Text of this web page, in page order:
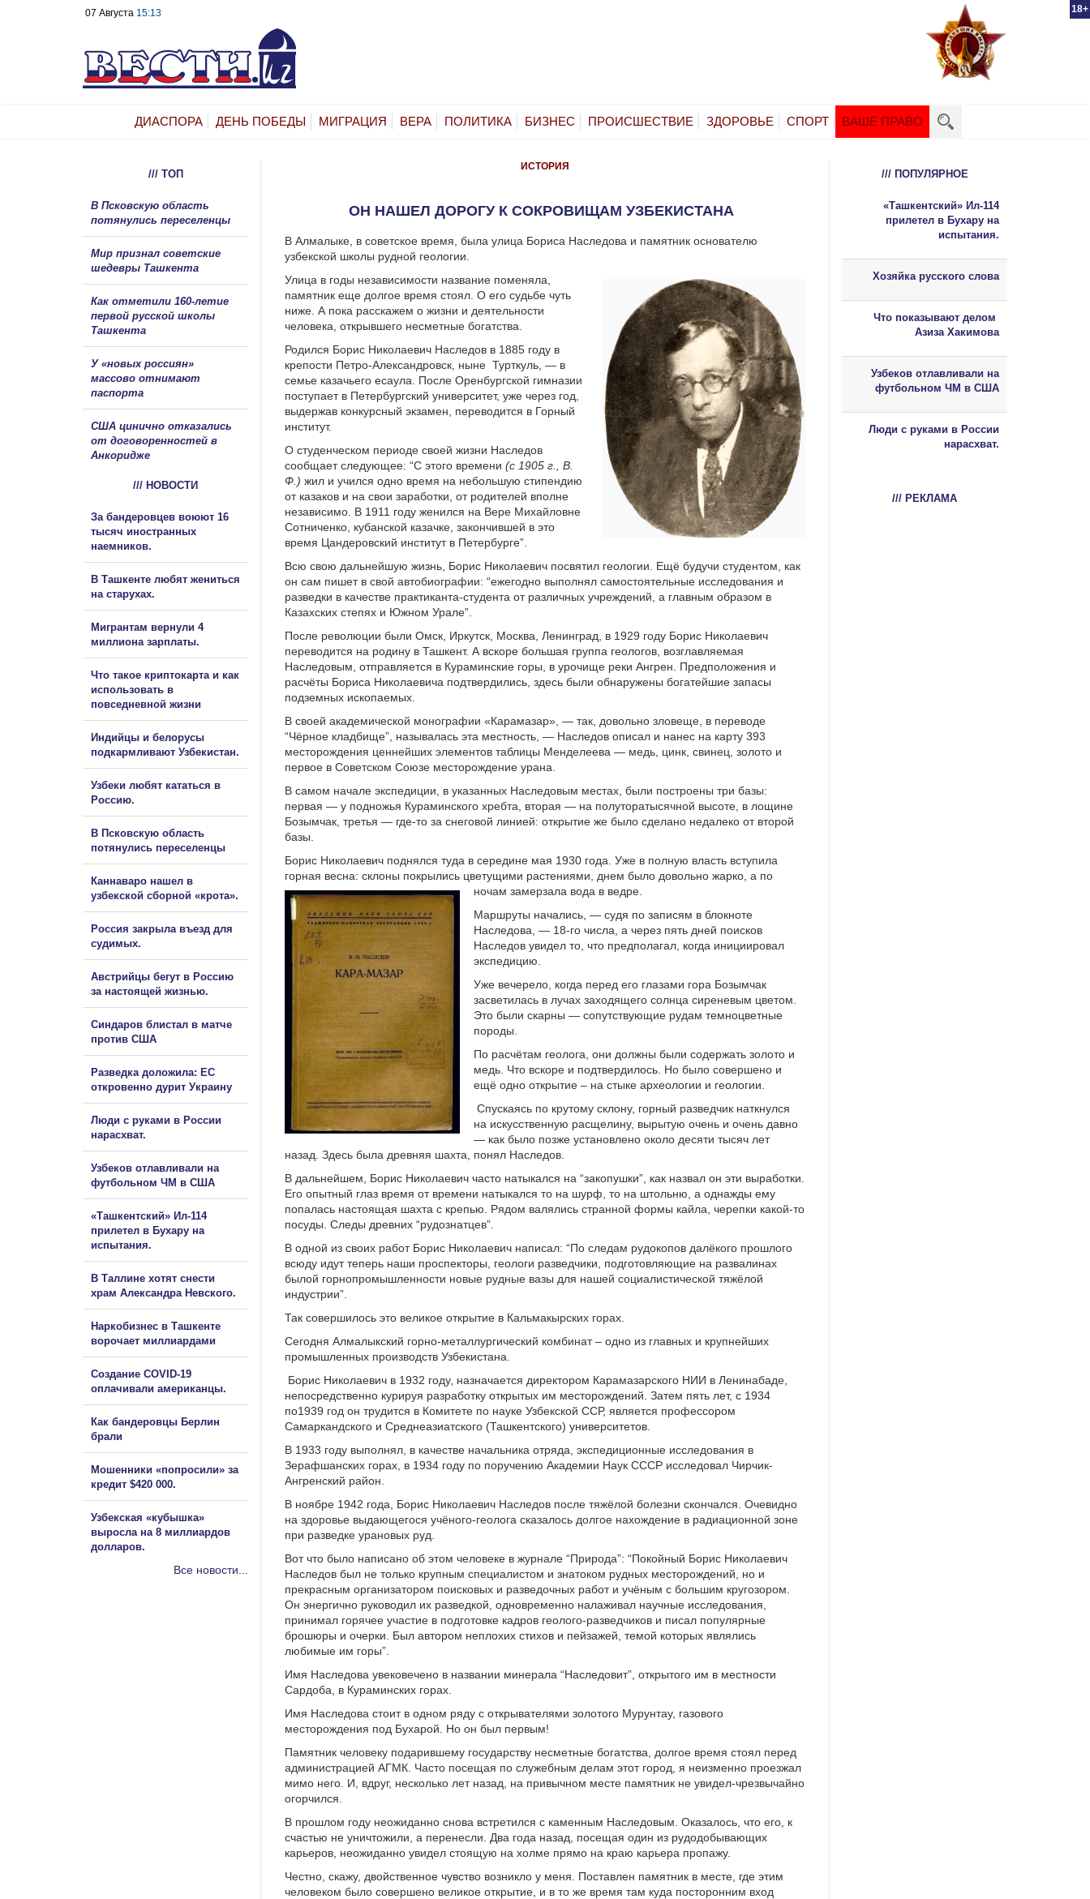
18+
07 Августа 15:13
ДИАСПОРА ДЕНЬ ПОБЕДЫ МИГРАЦИЯ ВЕРА ПОЛИТИКА БИЗНЕС ПРОИСШЕСТВИЕ ЗДОРОВЬЕ СПОРТ ВАШЕ ПРАВО
ИСТОРИЯ
ОН НАШЕЛ ДОРОГУ К СОКРОВИЩАМ УЗБЕКИСТАНА
В Алмалыке, в советское время, была улица Бориса Наследова и памятник основателю
узбекской школы рудной геологии.
Улица в годы независимости название поменяла,
памятник еще долгое время стоял. О его судьбе чуть
ниже. А пока расскажем о жизни и деятельности
человека, открывшего несметные богатства.
Родился Борис Николаевич Наследов в 1885 году в
крепости Петро-Александровск, ныне Турткуль, — в
семье казачьего есаула. После Оренбургской гимназии
поступает в Петербургский университет, уже через год,
выдержав конкурсный экзамен, переводится в Горный
институт.
О студенческом периоде своей жизни Наследов
сообщает следующее: “С этого времени (с 1905 г., В.
Ф.) жил и учился одно время на небольшую стипендию
от казаков и на свои заработки, от родителей вполне
независимо. В 1911 году женился на Вере Михайловне
Сотниченко, кубанской казачке, закончившей в это
время Цандеровский институт в Петербурге”.
Всю свою дальнейшую жизнь, Борис Николаевич посвятил геологии. Ещё будучи студентом, как
он сам пишет в свой автобиографии: “ежегодно выполнял самостоятельные исследования и
разведки в качестве практиканта-студента от различных учреждений, а главным образом в
Казахских степях и Южном Урале”.
После революции были Омск, Иркутск, Москва, Ленинград, в 1929 году Борис Николаевич
переводится на родину в Ташкент. А вскоре большая группа геологов, возглавляемая
Наследовым, отправляется в Кураминские горы, в урочище реки Ангрен. Предположения и
расчёты Бориса Николаевича подтвердились, здесь были обнаружены богатейшие запасы
подземных ископаемых.
В своей академической монографии «Карамазар», — так, довольно зловеще, в переводе
“Чёрное кладбище”, называлась эта местность, — Наследов описал и нанес на карту 393
месторождения ценнейших элементов таблицы Менделеева — медь, цинк, свинец, золото и
первое в Советском Союзе месторождение урана.
В самом начале экспедиции, в указанных Наследовым местах, были построены три базы:
первая — у подножья Кураминского хребта, вторая — на полуторатысячной высоте, в лощине
Бозымчак, третья — где-то за снеговой линией: открытие же было сделано недалеко от второй
базы.
Борис Николаевич поднялся туда в середине мая 1930 года. Уже в полную власть вступила
горная весна: склоны покрылись цветущими растениями, днем было довольно жарко, а по
ночам замерзала вода в ведре.
Маршруты начались, — судя по записям в блокноте
Наследова, — 18-го числа, а через пять дней поисков
Наследов увидел то, что предполагал, когда инициировал
экспедицию.
Уже вечерело, когда перед его глазами гора Бозымчак
засветилась в лучах заходящего солнца сиреневым цветом.
Это были скарны — сопутствующие рудам темноцветные
породы.
По расчётам геолога, они должны были содержать золото и
медь. Что вскоре и подтвердилось. Но было совершено и
ещё одно открытие – на стыке археологии и геологии.
Спускаясь по крутому склону, горный разведчик наткнулся
на искусственную расщелину, вырытую очень и очень давно
— как было позже установлено около десяти тысяч лет
назад. Здесь была древняя шахта, понял Наследов.
В дальнейшем, Борис Николаевич часто натыкался на “закопушки”, как назвал он эти выработки.
Его опытный глаз время от времени натыкался то на шурф, то на штольню, а однажды ему
попалась настоящая шахта с крепью. Рядом валялись странной формы кайла, черепки какой-то
посуды. Следы древних “рудознатцев”.
В одной из своих работ Борис Николаевич написал: “По следам рудокопов далёкого прошлого
всюду идут теперь наши проспекторы, геологи разведчики, подготовляющие на развалинах
былой горнопромышленности новые рудные вазы для нашей социалистической тяжёлой
индустрии”.
Так совершилось это великое открытие в Кальмакырских горах.
Сегодня Алмалыкский горно-металлургический комбинат – одно из главных и крупнейших
промышленных производств Узбекистана.
Борис Николаевич в 1932 году, назначается директором Карамазарского НИИ в Ленинабаде,
непосредственно курируя разработку открытых им месторождений. Затем пять лет, с 1934
по1939 год он трудится в Комитете по науке Узбекской ССР, является профессором
Самаркандского и Среднеазиатского (Ташкентского) университетов.
В 1933 году выполнял, в качестве начальника отряда, экспедиционные исследования в
Зерафшанских горах, в 1934 году по поручению Академии Наук СССР исследовал Чирчик-
Ангренский район.
В ноябре 1942 года, Борис Николаевич Наследов после тяжёлой болезни скончался. Очевидно
на здоровье выдающегося учёного-геолога сказалось долгое нахождение в радиационной зоне
при разведке урановых руд.
Вот что было написано об этом человеке в журнале “Природа”: “Покойный Борис Николаевич
Наследов был не только крупным специалистом и знатоком рудных месторождений, но и
прекрасным организатором поисковых и разведочных работ и учёным с большим кругозором.
Он энергично руководил их разведкой, одновременно налаживал научные исследования,
принимал горячее участие в подготовке кадров геолого-разведчиков и писал популярные
брошюры и очерки. Был автором неплохих стихов и пейзажей, темой которых являлись
любимые им горы”.
Имя Наследова увековечено в названии минерала “Наследовит”, открытого им в местности
Сардоба, в Кураминских горах.
Имя Наследова стоит в одном ряду с открывателями золотого Мурунтау, газового
месторождения под Бухарой. Но он был первым!
Памятник человеку подарившему государству несметные богатства, долгое время стоял перед
администрацией АГМК. Часто посещая по служебным делам этот город, я неизменно проезжал
мимо него. И, вдруг, несколько лет назад, на привычном месте памятник не увидел-чрезвычайно
огорчился.
В прошлом году неожиданно снова встретился с каменным Наследовым. Оказалось, что его, к
счастью не уничтожили, а перенесли. Два года назад, посещая один из рудодобывающих
карьеров, неожиданно увидел стоящую на холме прямо на краю карьера пропажу.
Честно, скажу, двойственное чувство возникло у меня. Поставлен памятник в месте, где этим
человеком было совершено великое открытие, и в то же время там куда посторонним вход
/// ТОП
В Псковскую область
потянулись переселенцы
Мир признал советские
шедевры Ташкента
Как отметили 160-летие
первой русской школы
Ташкента
У «новых россиян»
массово отнимают
паспорта
США цинично отказались
от договоренностей в
Анкоридже
/// НОВОСТИ
За бандеровцев воюют 16
тысяч иностранных
наемников.
В Ташкенте любят жениться
на старухах.
Мигрантам вернули 4
миллиона зарплаты.
Что такое криптокарта и как
использовать в
повседневной жизни
Индийцы и белорусы
подкармливают Узбекистан.
Узбеки любят кататься в
Россию.
В Псковскую область
потянулись переселенцы
Каннаваро нашел в
узбекской сборной «крота».
Россия закрыла въезд для
судимых.
Австрийцы бегут в Россию
за настоящей жизнью.
Синдаров блистал в матче
против США
Разведка доложила: ЕС
откровенно дурит Украину
Люди с руками в России
нарасхват.
Узбеков отлавливали на
футбольном ЧМ в США
«Ташкентский» Ил-114
прилетел в Бухару на
испытания.
В Таллине хотят снести
храм Александра Невского.
Наркобизнес в Ташкенте
ворочает миллиардами
Создание COVID-19
оплачивали американцы.
Как бандеровцы Берлин
брали
Мошенники «попросили» за
кредит $420 000.
Узбекская «кубышка»
выросла на 8 миллиардов
долларов.
Все новости...
/// ПОПУЛЯРНОЕ
«Ташкентский» Ил-114
прилетел в Бухару на
испытания.
Хозяйка русского слова
Что показывают делом
Азиза Хакимова
Узбеков отлавливали на
футбольном ЧМ в США
Люди с руками в России
нарасхват.
/// РЕКЛАМА